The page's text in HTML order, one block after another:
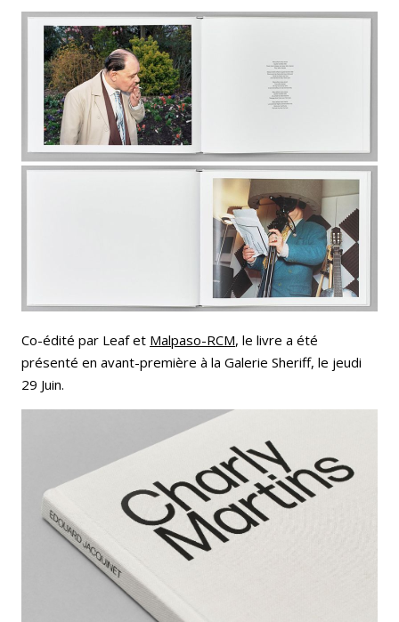
Co-édité par Leaf et Malpaso-RCM, le livre a été
présenté en avant-première à la Galerie Sheriff, le jeudi
29 Juin.